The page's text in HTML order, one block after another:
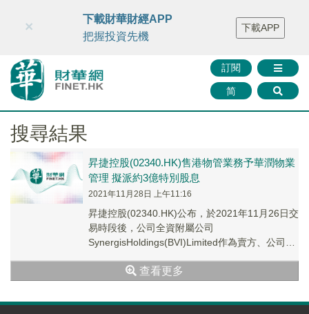
財華智庫網 FINTV FINMETA 財華證券 媒體矩陣
智庫沙龍
聯絡我們
訂閱
简
×
下載財華財經APP
把握投資先機
下載APP
搜尋結果
昇捷控股(02340.HK)售港物管業務予華潤物業
管理 擬派約3億特別股息
2021年11月28日 上午11:16
昇捷控股(02340.HK)公布，於2021年11月26日交
易時段後，公司全資附屬公司
SynergisHoldings(BVI)Limited作為賣方、公司與
查看更多